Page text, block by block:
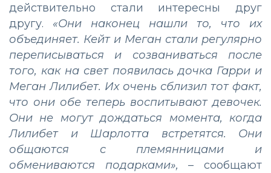
действительно стали интересны друг
другу. «Они наконец нашли то, что их
объединяет. Кейт и Меган стали регулярно
переписываться и созваниваться после
того, как на свет появилась дочка Гарри и
Меган Лилибет. Их очень сблизил тот факт,
что они обе теперь воспитывают девочек.
Они не могут дождаться момента, когда
Лилибет и Шарлотта встретятся. Они
общаются с племянницами и
обмениваются подарками», – сообщают